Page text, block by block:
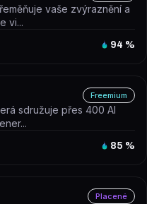
vaše zvýraznění a
vi...
94 %
Freemium
sdružuje přes 400 AI
85 %
Placené